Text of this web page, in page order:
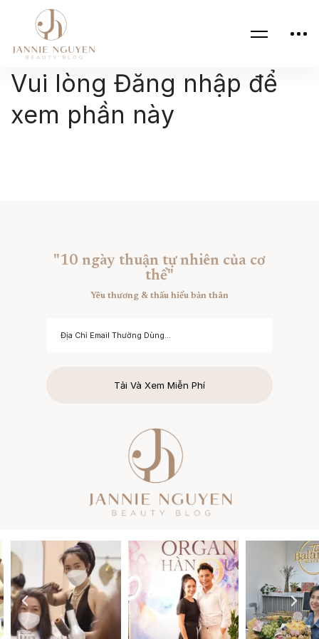
Vui lòng Đăng nhập để
xem phần này
"10 ngày thuận tự nhiên của cơ
thể"
Yêu thương & thấu hiểu bản thân
Tải Và Xem Miễn Phí